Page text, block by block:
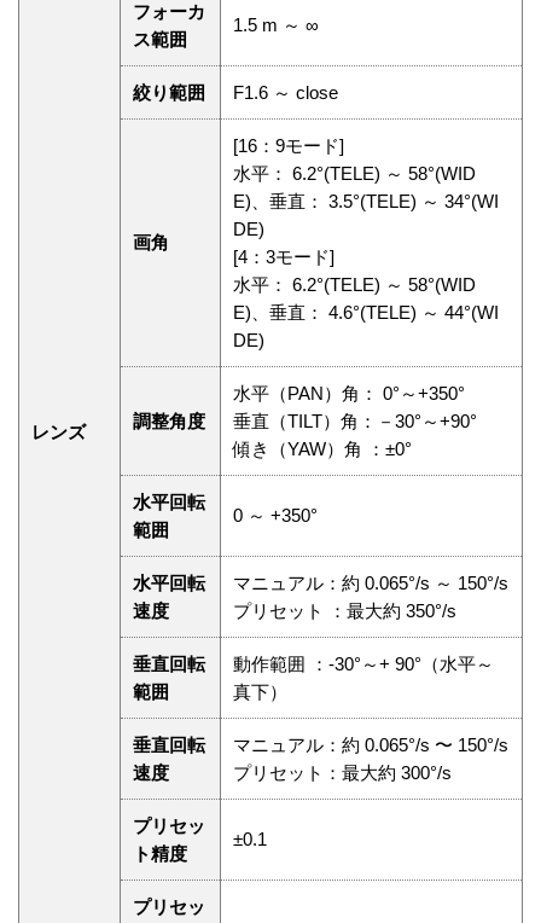
レンズ
フォーカ
ス範囲
1.5 m ～ ∞
絞り範囲 F1.6 ～ close
画角
[16：9モード]
水平： 6.2°(TELE) ～ 58°(WID
E)、垂直： 3.5°(TELE) ～ 34°(WI
DE)
[4：3モード]
水平： 6.2°(TELE) ～ 58°(WID
E)、垂直： 4.6°(TELE) ～ 44°(WI
DE)
調整⾓度
水平（PAN）角： 0°～+350°
垂直（TILT）角：－30°～+90°
傾き（YAW）角 ：±0°
水平回転
範囲
0 ～ +350°
水平回転
速度
マニュアル：約 0.065°/s ～ 150°/s
プリセット ：最大約 350°/s
垂直回転
範囲
動作範囲 ：-30°～+ 90°（水平～
真下）
垂直回転
速度
マニュアル：約 0.065°/s 〜 150°/s
プリセット：最大約 300°/s
プリセッ
ト精度
±0.1
プリセッ